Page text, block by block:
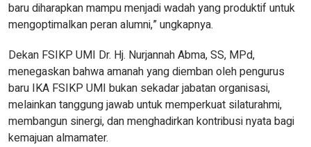
baru diharapkan mampu menjadi wadah yang produktif untuk
mengoptimalkan peran alumni,” ungkapnya.
Dekan FSIKP UMI Dr. Hj. Nurjannah Abma, SS, MPd,
menegaskan bahwa amanah yang diemban oleh pengurus
baru IKA FSIKP UMI bukan sekadar jabatan organisasi,
melainkan tanggung jawab untuk memperkuat silaturahmi,
membangun sinergi, dan menghadirkan kontribusi nyata bagi
kemajuan almamater.